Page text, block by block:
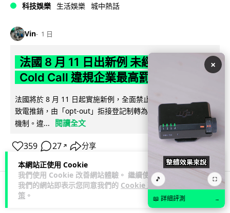
本網站正使用 Cookie
我們使用 Cookie 改善網站體驗。 繼續使用
我們的網站即表示您同意我們的 Cookie 政
策 。
科技娛樂 生活娛樂 城中熱話
Vin 1 日
法國 8 月 11 日出新例 未經同意嚴禁
Cold Call 違規企業最高罰 345 萬
法國將於 8 月 11 日起實施新例，全面禁止企業未經消費者同意
致電推銷，由「opt-out」拒接登記制轉為「opt-in」先徵同意
機制。違...
閱讀全文
359 27 ↗ 分享
人工智能
×
🎵 ⛶
📖 詳細評測 →